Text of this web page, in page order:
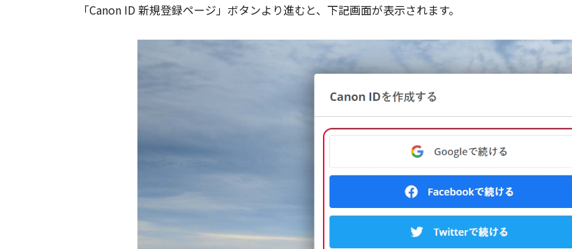
「Canon ID 新規登録ページ」ボタンより進むと、下記画面が表示されます。